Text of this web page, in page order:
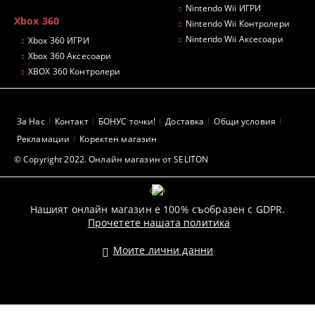
Xbox 360
Xbox 360 ИГРИ
Xbox 360 Аксесоари
XBOX 360 Контролери
Nintendo Wii ИГРИ
Nintendo Wii Контролери
Nintendo Wii Аксесоари
© Copyright 2022. Онлайн магазин от SELITON
За Нас Контакт БОНУС точки! Доставка
Общи условия
Рекламации
Коректен магазин
GDPR
Нашият онлайн магазин е 100% съобразен с GDPR.
Прочетете нашата политика
Моите лични данни